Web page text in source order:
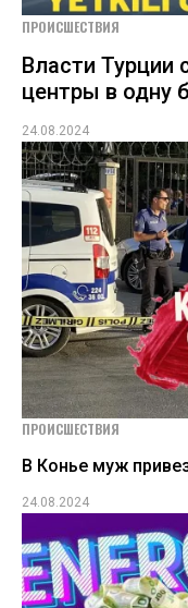
ПРОИСШЕСТВИЯ
Власти Турции
центры в одну
24.08.2024
ПРОИСШЕСТВИЯ
В Конье муж
24.08.2024